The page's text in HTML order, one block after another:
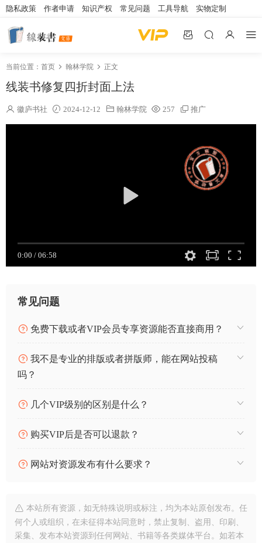
隐私政策 作者申请 知识产权 常见问题 工具导航 实物定制
当前位置： 首页 翰林学院 正文
线装书修复四折封面上法
徽庐书社 2024-12-12 翰林学院 257 推广
0:00 / 06:58
常见问题
免费下载或者VIP会员专享资源能否直接商用？
我不是专业的排版或者拼版师，能在网站投稿
吗？
几个VIP级别的区别是什么？
购买VIP后是否可以退款？
网站对资源发布有什么要求？
本站所有资源，如无特殊说明或标注，均为本站原创发布。任
何个人或组织，在未征得本站同意时，禁止复制、盗用、印刷、
采集、发布本站资源到任何网站、书籍等各类媒体平台。如若本